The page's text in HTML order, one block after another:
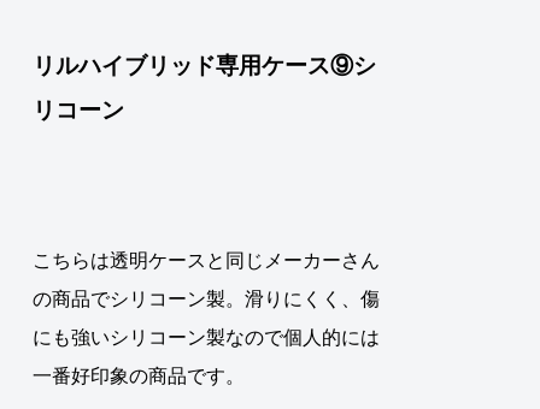
リルハイブリッド専用ケース⑨シ
リコーン
こちらは透明ケースと同じメーカーさん
の商品でシリコーン製。滑りにくく、傷
にも強いシリコーン製なので個人的には
一番好印象の商品です。